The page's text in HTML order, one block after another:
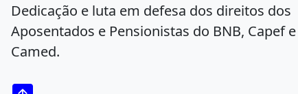
Dedicação e luta em defesa dos direitos dos
Aposentados e Pensionistas do BNB, Capef e
Camed.